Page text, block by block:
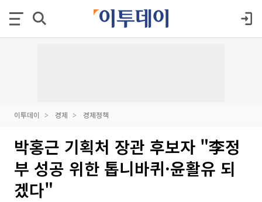
이투데이 경제 경제정책
박홍근 기획처 장관 후보자 "李정
부 성공 위한 톱니바퀴·윤활유 되
겠다"